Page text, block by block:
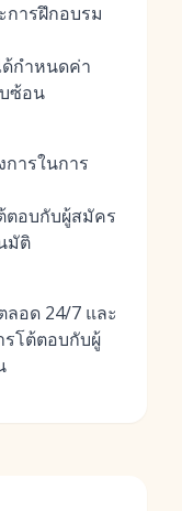
การฝึกอบรม
ด้กำหนดค่า
ซ้อน
ารในการ
ตอบกับผู้สมัคร
มัติ
อด 24/7 และ
รโต้ตอบกับผู้